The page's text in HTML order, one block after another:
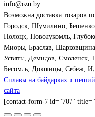
info@ozu.by
Возможна доставка товаров
Городок, Шумилино,
Полоцк, Новолукомль,
Миоры, Браслав,
Усвяты, Демидов, Смоленск,
Бегомль, Докшицы, Себеж,
Сплавы на байдарках и
сайта
[contact-form-7 id="707"